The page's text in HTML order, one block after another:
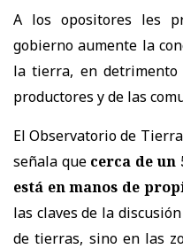
A los opositores les
gobierno aumente la
la tierra, en detrimento
productores y de las
El Observatorio de
señala que cerca de
está en manos de
las claves de la
de tierras, sino en las